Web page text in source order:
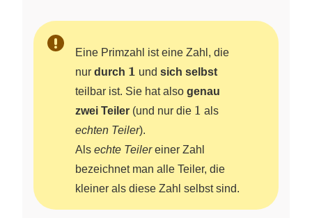
Eine Primzahl ist eine Zahl, die
nur durch \bf
1
1 und sich selbst
teilbar ist. Sie hat also genau
zwei Teiler (und nur die 1
1 als
echten Teiler).
Als echte Teilereiner Zahl
bezeichnet man alle Teiler, die
kleiner als diese Zahl selbst sind.